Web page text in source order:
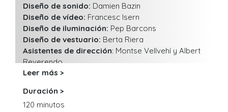
Diseño de sonido: Damien Bazin
Diseño de vídeo: Francesc Isern
Diseño de iluminación: Pep Barcons
Diseño de vestuario: Berta Riera
Asistentes de dirección: Montse Vellvehí y Albert
Reverendo
Apoyo al texto:
Regidor de escena
Técnicos del espectáculo:
Leer más >
Duración >
120 minutos